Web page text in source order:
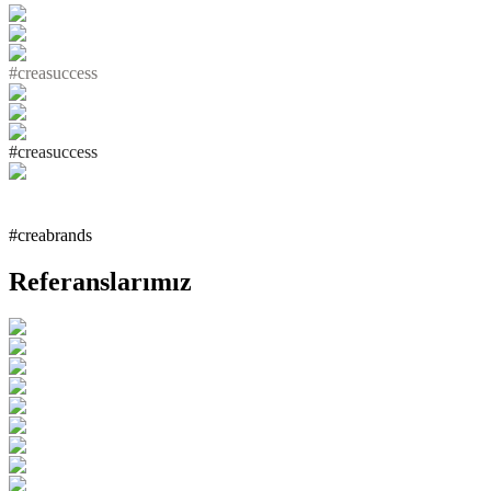
#creasuccess
#creasuccess
#creabrands
Referanslarımız